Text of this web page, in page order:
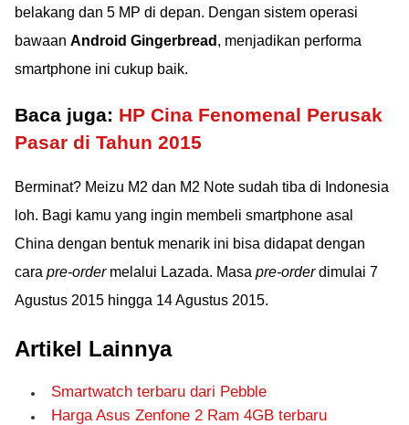
belakang dan 5 MP di depan. Dengan sistem operasi
bawaan Android Gingerbread , menjadikan performa
smartphone ini cukup baik.
Baca juga: HP Cina Fenomenal Perusak
Pasar di Tahun 2015
Berminat? Meizu M2 dan M2 Note sudah tiba di Indonesia
loh. Bagi kamu yang ingin membeli smartphone asal
China dengan bentuk menarik ini bisa didapat dengan
cara pre-ordermelalui Lazada. Masa pre-orderdimulai 7
Agustus 2015 hingga 14 Agustus 2015.
Artikel Lainnya
Smartwatch terbaru dari Pebble
Harga Asus Zenfone 2 Ram 4GB terbaru